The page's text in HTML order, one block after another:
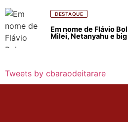
DESTAQUE
Em nome de Flávio
Milei, Netanyahu e
Tweets by cbaraodeitarare